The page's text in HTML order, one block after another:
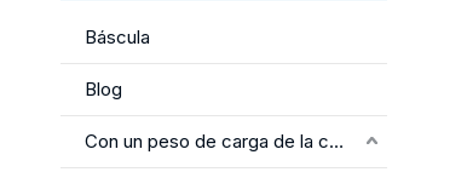
Báscula
Blog
Con un peso de carga de la célula